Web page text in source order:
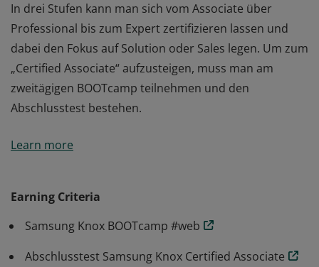
In drei Stufen kann man sich vom Associate über
Professional bis zum Expert zertifizieren lassen und
dabei den Fokus auf Solution oder Sales legen. Um zum
„Certified Associate“ aufzusteigen, muss man am
zweitägigen BOOTcamp teilnehmen und den
Abschlusstest bestehen.
und Reseller im Ausbau ihrer Beratungs-und
Professional bis zum Expert zertifizieren lassen und
dabei den Fokus auf Solution oder Sales legen. Um zum
Learn more
Earning Criteria
Samsung Knox BOOTcamp #web
Abschlusstest Samsung Knox Certified Associate